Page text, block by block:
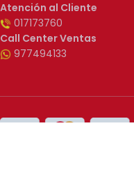
Atención al Cliente
017173760
Call Center Ventas
977494133